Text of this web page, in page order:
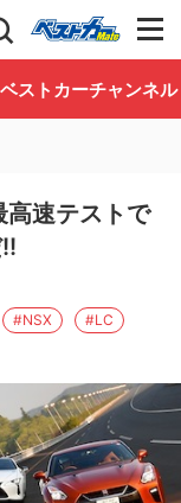
ー」 Club
ベストカーチャンネル
速テストで
#NSX #LC